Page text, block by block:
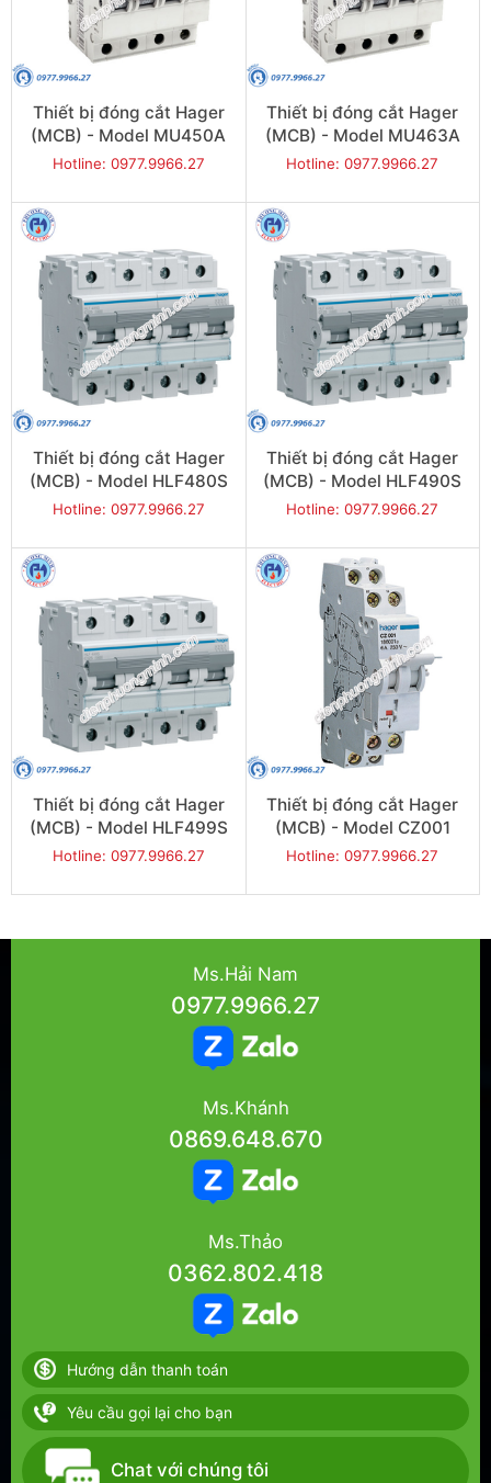
Thiết bị đóng cắt Hager
(MCB) - Model MU450A
Hotline: 0977.9966.27
Thiết bị đóng cắt Hager
(MCB) - Model MU463A
Hotline: 0977.9966.27
Thiết bị đóng cắt Hager
(MCB) - Model HLF480S
Hotline: 0977.9966.27
Thiết bị đóng cắt Hager
(MCB) - Model HLF490S
Hotline: 0977.9966.27
Thiết bị đóng cắt Hager
(MCB) - Model HLF499S
Hotline: 0977.9966.27
Thiết bị đóng cắt Hager
(MCB) - Model CZ001
Hotline: 0977.9966.27
Ms.Hải Nam
0977.9966.27
Ms.Khánh
0869.648.670
Ms.Thảo
0362.802.418
Hướng dẫn thanh toán
Yêu cầu gọi lại cho bạn
Chat với chúng tôi